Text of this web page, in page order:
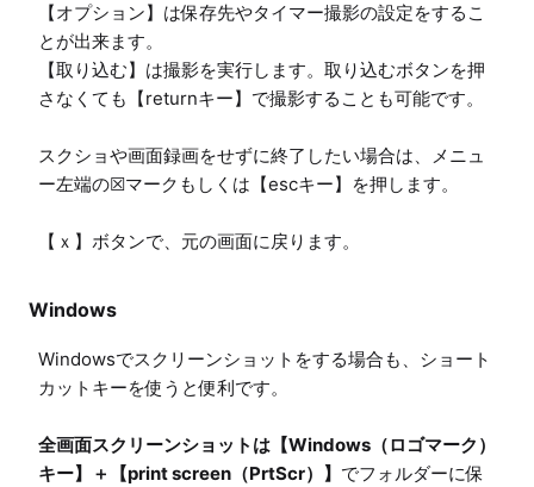
【オプション】は保存先やタイマー撮影の設定をするこ
とが出来ます。
【取り込む】は撮影を実行します。取り込むボタンを押
さなくても【returnキー】で撮影することも可能です。
スクショや画面録画をせずに終了したい場合は、メニュ
ー左端の☒マークもしくは【escキー】を押します。
【ｘ】ボタンで、元の画面に戻ります。
Windows
Windowsでスクリーンショットをする場合も、ショート
カットキーを使うと便利です。
全画面スクリーンショットは【Windows（ロゴマーク）
キー】＋【print screen（PrtScr）】 でフォルダーに保